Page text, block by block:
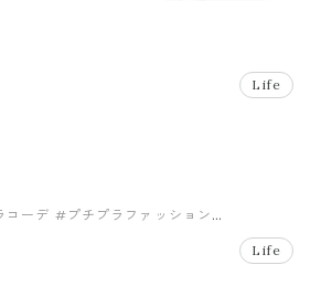
Life
コーデ #プチプラファッション
Life